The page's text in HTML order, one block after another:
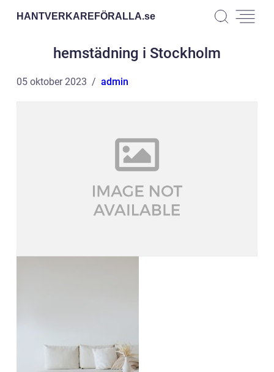
HANTVERKAREFÖRALLA.se
hemstädning i Stockholm
05 oktober 2023 admin